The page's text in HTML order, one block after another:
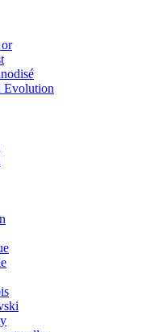
Evolution